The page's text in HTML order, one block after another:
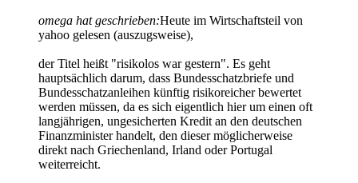
omega hat geschrieben:Heute im Wirtschaftsteil von
yahoo gelesen (auszugsweise),
der Titel heißt "risikolos war gestern". Es geht
hauptsächlich darum, dass Bundesschatzbriefe und
Bundesschatzanleihen künftig risikoreicher bewertet
werden müssen, da es sich eigentlich hier um einen oft
langjährigen, ungesicherten Kredit an den deutschen
Finanzminister handelt, den dieser möglicherweise
direkt nach Griechenland, Irland oder Portugal
weiterreicht.